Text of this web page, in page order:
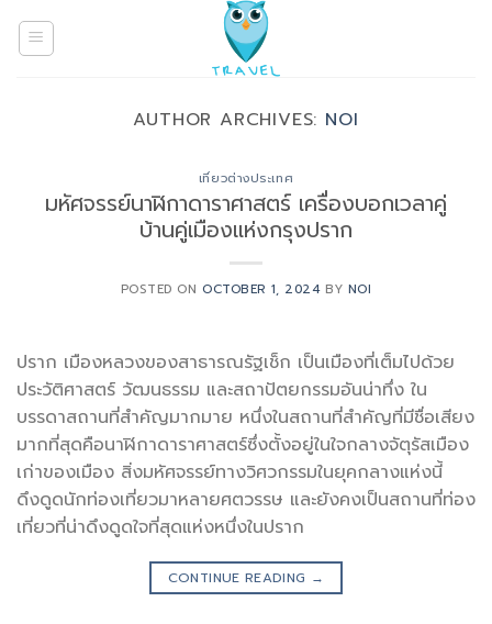
AUTHOR ARCHIVES: NOI
เที่ยวต่างประเทศ
มหัศจรรย์นาฬิกาดาราศาสตร์ เครื่องบอกเวลาคู่
บ้านคู่เมืองแห่งกรุงปราก
POSTED ONOCTOBER 1, 2024 BY NOI
ปราก เมืองหลวงของสาธารณรัฐเช็ก เป็นเมืองที่เต็มไปด้วย
ประวัติศาสตร์ วัฒนธรรม และสถาปัตยกรรมอันน่าทึ่ง ใน
บรรดาสถานที่สำคัญมากมาย หนึ่งในสถานที่สำคัญที่มีชื่อเสียง
มากที่สุดคือนาฬิกาดาราศาสตร์ซึ่งตั้งอยู่ในใจกลางจัตุรัสเมือง
เก่าของเมือง สิ่งมหัศจรรย์ทางวิศวกรรมในยุคกลางแห่งนี้
ดึงดูดนักท่องเที่ยวมาหลายศตวรรษ และยังคงเป็นสถานที่ท่อง
เที่ยวที่น่าดึงดูดใจที่สุดแห่งหนึ่งในปราก
CONTINUE READING →